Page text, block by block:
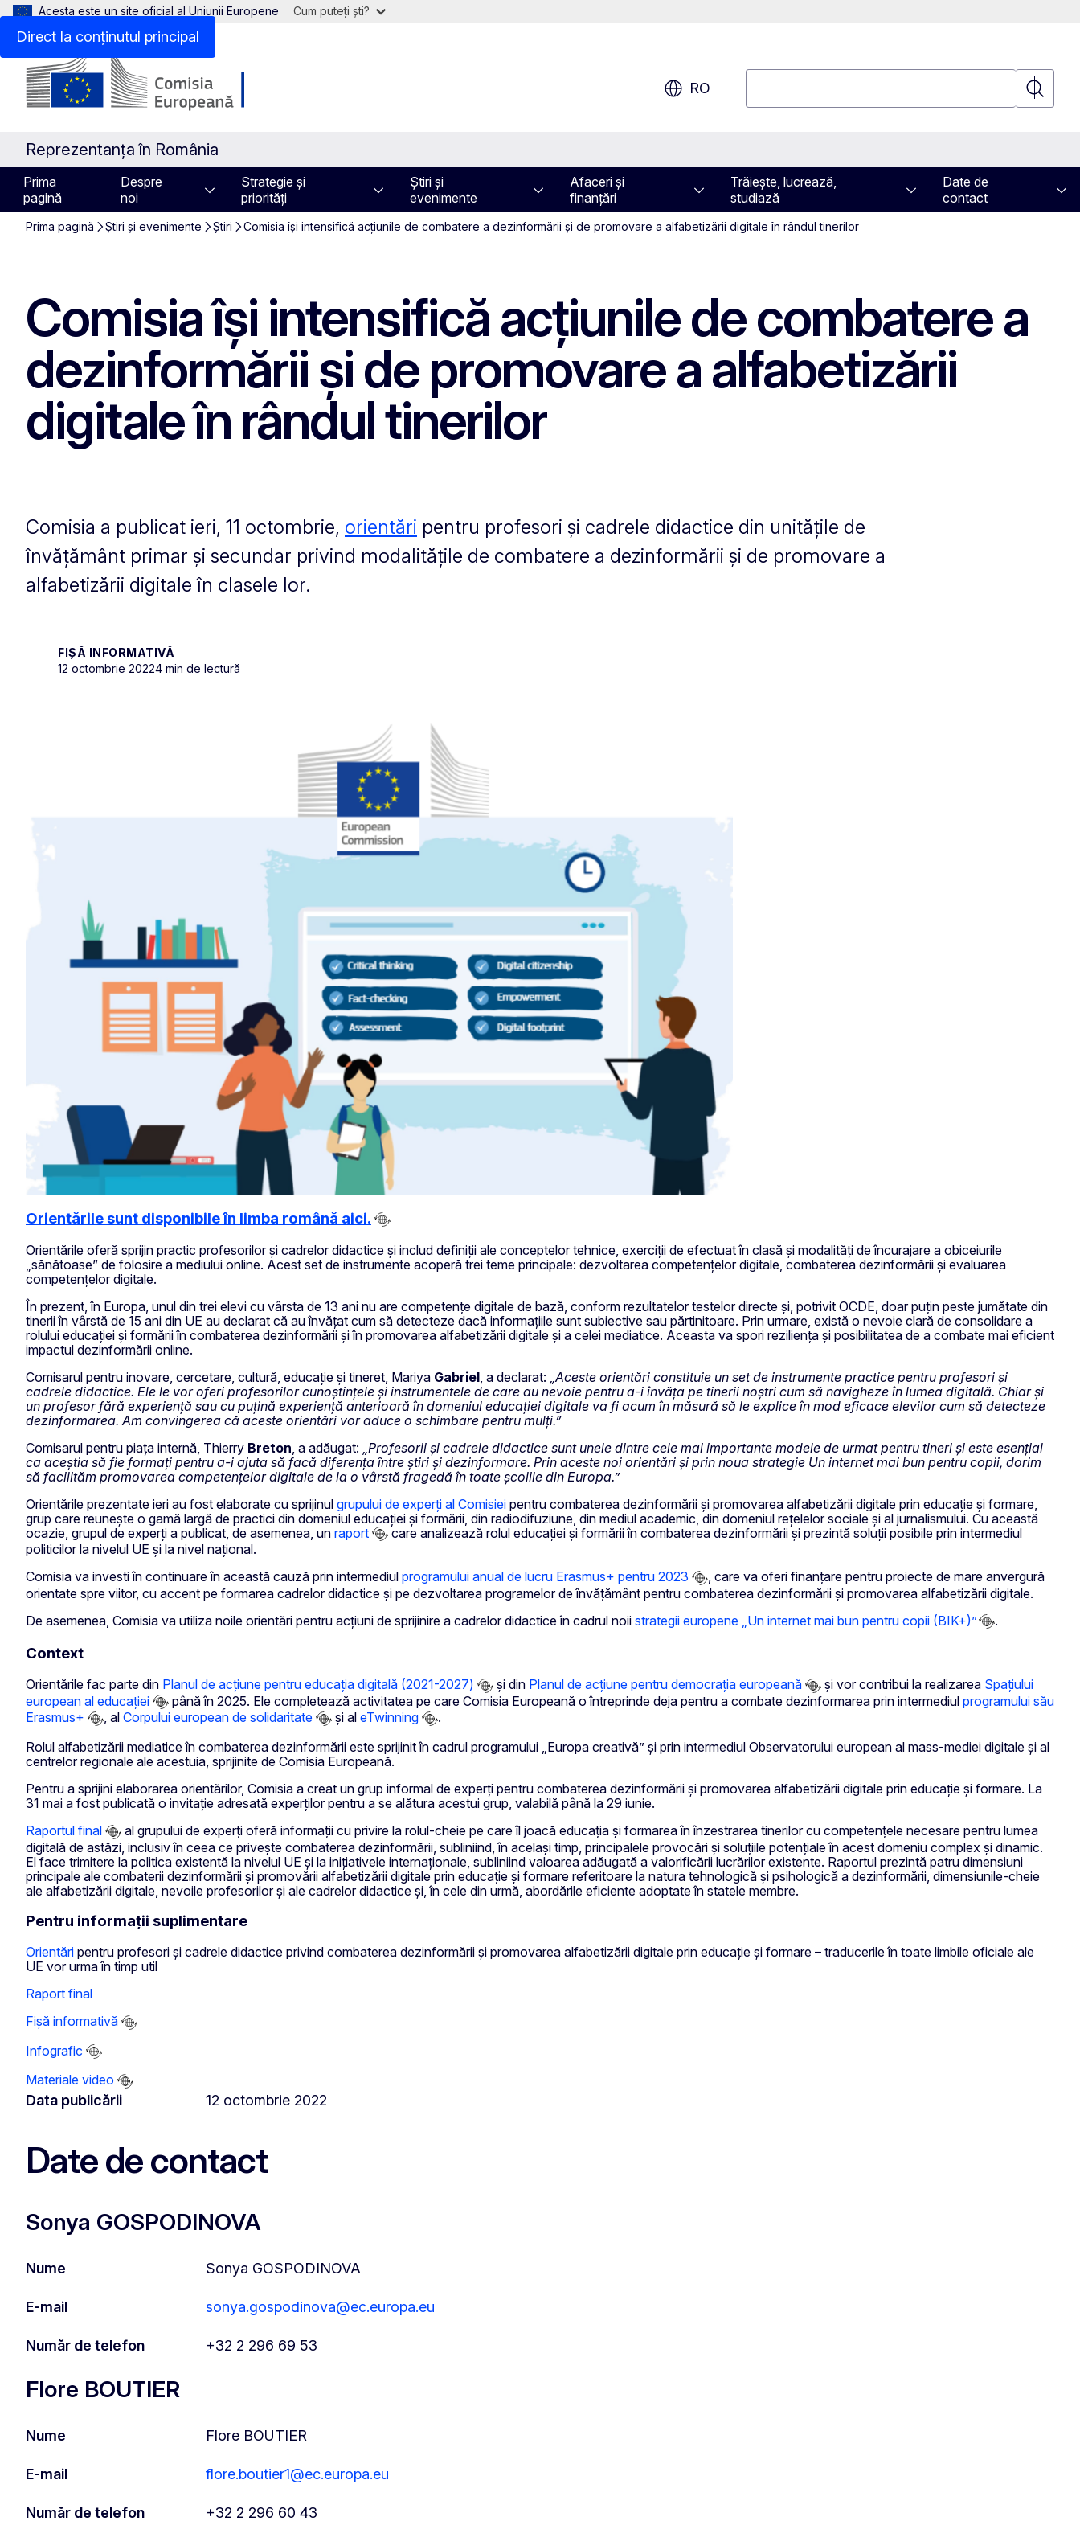
Direct la conținutul principal
Acesta este un site oficial al Uniunii Europene Cum puteți ști?
RO
Căutați
Reprezentanța în România
Prima
pagină
Despre
noi
Strategie și
priorități
Știri și
evenimente
Afaceri și
finanțări
Trăiește, lucrează,
studiază
Date de
contact
Prima pagină Știri și evenimente Știri Comisia își intensifică acțiunile de combatere a dezinformării și de promovare a alfabetizării digitale în rândul tinerilor
Comisia își intensifică acțiunile de combatere a
dezinformării și de promovare a alfabetizării
digitale în rândul tinerilor
Comisia a publicat ieri, 11 octombrie, orientări pentru profesori și cadrele didactice din unitățile de
învățământ primar și secundar privind modalitățile de combatere a dezinformării și de promovare a
alfabetizării digitale în clasele lor.
FIȘĂ INFORMATIVĂ
12 octombrie 20224 min de lectură
Orientările sunt disponibile în limba română aici.
Orientările oferă sprijin practic profesorilor și cadrelor didactice și includ definiții ale conceptelor tehnice, exerciții de efectuat în clasă și modalități de încurajare a obiceiurile
„sănătoase” de folosire a mediului online. Acest set de instrumente acoperă trei teme principale: dezvoltarea competențelor digitale, combaterea dezinformării și evaluarea
competențelor digitale.
În prezent, în Europa, unul din trei elevi cu vârsta de 13 ani nu are competențe digitale de bază, conform rezultatelor testelor directe și, potrivit OCDE, doar puțin peste jumătate din
tinerii în vârstă de 15 ani din UE au declarat că au învățat cum să detecteze dacă informațiile sunt subiective sau părtinitoare. Prin urmare, există o nevoie clară de consolidare a
rolului educației și formării în combaterea dezinformării și în promovarea alfabetizării digitale și a celei mediatice. Aceasta va spori reziliența și posibilitatea de a combate mai eficient
impactul dezinformării online.
Comisarul pentru inovare, cercetare, cultură, educație și tineret, Mariya Gabriel , a declarat: „Aceste orientări constituie un set de instrumente practice pentru profesori și
cadrele didactice. Ele le vor oferi profesorilor cunoștințele și instrumentele de care au nevoie pentru a-i învăța pe tinerii noștri cum să navigheze în lumea digitală. Chiar și
un profesor fără experiență sau cu puțină experiență anterioară în domeniul educației digitale va fi acum în măsură să le explice în mod eficace elevilor cum să detecteze
dezinformarea. Am convingerea că aceste orientări vor aduce o schimbare pentru mulți.”
Comisarul pentru piața internă, Thierry Breton , a adăugat: „Profesorii și cadrele didactice sunt unele dintre cele mai importante modele de urmat pentru tineri și este esențial
ca aceștia să fie formați pentru a-i ajuta să facă diferența între știri și dezinformare. Prin aceste noi orientări și prin noua strategie Un internet mai bun pentru copii, dorim
să facilităm promovarea competențelor digitale de la o vârstă fragedă în toate școlile din Europa.”
Orientările prezentate ieri au fost elaborate cu sprijinul grupului de experți al Comisiei pentru combaterea dezinformării și promovarea alfabetizării digitale prin educație și formare,
grup care reunește o gamă largă de practici din domeniul educației și formării, din radiodifuziune, din mediul academic, din domeniul rețelelor sociale și al jurnalismului. Cu această
ocazie, grupul de experți a publicat, de asemenea, un raport
care analizează rolul educației și formării în combaterea dezinformării și prezintă soluții posibile prin intermediul
politicilor la nivelul UE și la nivel național.
Comisia va investi în continuare în această cauză prin intermediul programului anual de lucru Erasmus+ pentru 2023
, care va oferi finanțare pentru proiecte de mare anvergură
orientate spre viitor, cu accent pe formarea cadrelor didactice și pe dezvoltarea programelor de învățământ pentru combaterea dezinformării și promovarea alfabetizării digitale.
De asemenea, Comisia va utiliza noile orientări pentru acțiuni de sprijinire a cadrelor didactice în cadrul noii strategii europene „Un internet mai bun pentru copii (BIK+)” .
Context
Orientările fac parte din Planul de acțiune pentru educația digitală (2021-2027) și din Planul de acțiune pentru democrația europeană și vor contribui la realizarea Spațiului
european al educației
până în 2025. Ele completează activitatea pe care Comisia Europeană o întreprinde deja pentru a combate dezinformarea prin intermediul programului său
Erasmus+
, al Corpului european de solidaritate și al eTwinning
.
Rolul alfabetizării mediatice în combaterea dezinformării este sprijinit în cadrul programului „Europa creativă” și prin intermediul Observatorului european al mass-mediei digitale și al
centrelor regionale ale acestuia, sprijinite de Comisia Europeană.
Pentru a sprijini elaborarea orientărilor, Comisia a creat un grup informal de experți pentru combaterea dezinformării și promovarea alfabetizării digitale prin educație și formare. La
31 mai a fost publicată o invitație adresată experților pentru a se alătura acestui grup, valabilă până la 29 iunie.
Raportul final
al grupului de experți oferă informații cu privire la rolul-cheie pe care îl joacă educația și formarea în înzestrarea tinerilor cu competențele necesare pentru lumea
digitală de astăzi, inclusiv în ceea ce privește combaterea dezinformării, subliniind, în același timp, principalele provocări și soluțiile potențiale în acest domeniu complex și dinamic.
El face trimitere la politica existentă la nivelul UE și la inițiativele internaționale, subliniind valoarea adăugată a valorificării lucrărilor existente. Raportul prezintă patru dimensiuni
principale ale combaterii dezinformării și promovării alfabetizării digitale prin educație și formare referitoare la natura tehnologică și psihologică a dezinformării, dimensiunile-cheie
ale alfabetizării digitale, nevoile profesorilor și ale cadrelor didactice și, în cele din urmă, abordările eficiente adoptate în statele membre.
Pentru informații suplimentare
Orientări pentru profesori și cadrele didactice privind combaterea dezinformării și promovarea alfabetizării digitale prin educație și formare – traducerile în toate limbile oficiale ale
UE vor urma în timp util
Raport final
Fișă informativă
Infografic
Materiale video
Data publicării 12 octombrie 2022
Date de contact
Sonya GOSPODINOVA
Nume Sonya GOSPODINOVA
E-mail sonya.gospodinova@ec.europa.eu
Număr de telefon +32 2 296 69 53
Flore BOUTIER
Nume Flore BOUTIER
E-mail flore.boutier1@ec.europa.eu
Număr de telefon +32 2 296 60 43